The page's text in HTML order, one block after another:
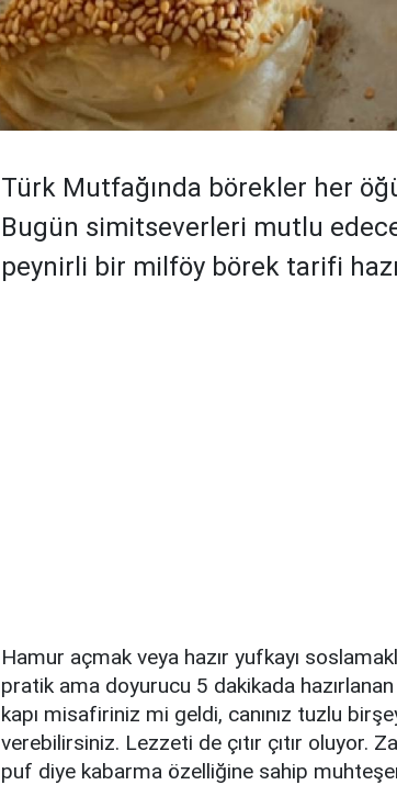
Türk Mutfağında börekler her
Bugün simitseverleri mutlu
peynirli bir milföy börek tarifi
Hamur açmak veya hazır yufkayı
pratik ama doyurucu 5 dakikada
kapı misafiriniz mi geldi, canınız tuzlu
verebilirsiniz. Lezzeti de çıtır çıtır oluyor.
puf diye kabarma özelliğine sahip